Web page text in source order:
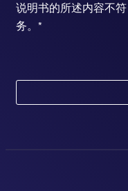
说明书的所述内容不
务。*